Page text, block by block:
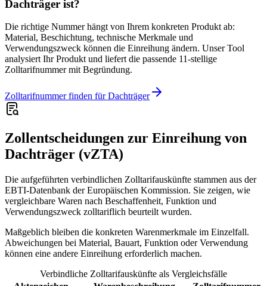
Dachträger ist?
Die richtige Nummer hängt von Ihrem konkreten Produkt ab:
Material, Beschichtung, technische Merkmale und
Verwendungszweck können die Einreihung ändern. Unser Tool
analysiert Ihr Produkt und liefert die passende 11-stellige
Zolltarifnummer mit Begründung.
Zolltarifnummer finden für Dachträger
Zollentscheidungen zur Einreihung von
Dachträger (vZTA)
Die aufgeführten verbindlichen Zolltarifauskünfte stammen aus der
EBTI-Datenbank der Europäischen Kommission. Sie zeigen, wie
vergleichbare Waren nach Beschaffenheit, Funktion und
Verwendungszweck zolltariflich beurteilt wurden.
Maßgeblich bleiben die konkreten Warenmerkmale im Einzelfall.
Abweichungen bei Material, Bauart, Funktion oder Verwendung
können eine andere Einreihung erforderlich machen.
Verbindliche Zolltarifauskünfte als Vergleichsfälle